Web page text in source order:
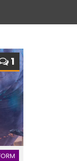
1